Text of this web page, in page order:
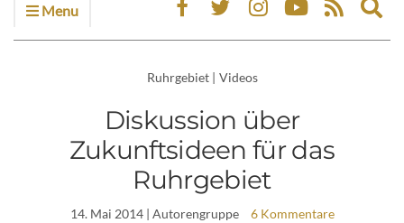
Menu
Ruhrgebiet | Videos
Diskussion über
Zukunftsideen für das
Ruhrgebiet
14. Mai 2014| Autorengruppe 6 Kommentare